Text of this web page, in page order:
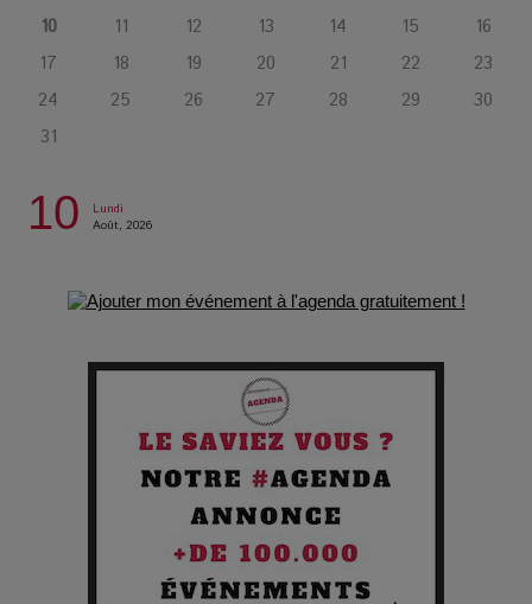
La Femme de Ménage : Plongez dans le thriller
psychologique qui a conquis le monde !
des silences
de survie
Comment Prendre Soin de sa Santé quand on Roule toute la
Pourquoi les Petites Entreprises Créatives Deviennent les
Cibles des Hackers
Les 3 meilleures destinations pour des vacances sportives
10
11 12 13 14 15
16
17
18 19 20 21 22
23
24
25 26 27 28 29
30
31
10
Lundi
Août, 2026